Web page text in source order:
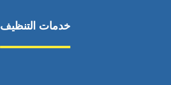
خدمات التنظيف